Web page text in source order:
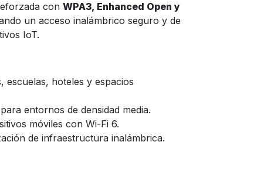
con WPA3, Enhanced Open y
un acceso inalámbrico seguro y de
IoT.
escuelas, hoteles y espacios
entornos de densidad media.
móviles con Wi-Fi 6.
de infraestructura inalámbrica.